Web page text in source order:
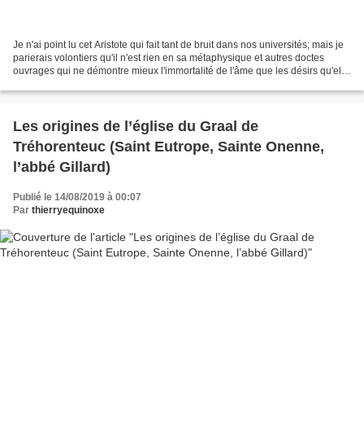
Je n'ai point lu cet Aristote qui fait tant de bruit dans nos universités; mais je
parierais volontiers qu'il n'est rien en sa métaphysique et autres doctes
ouvrages qui ne démontre mieux l'immortalité de l'âme que les désirs qu'elle
Les origines de l’église du Graal de
Tréhorenteuc (Saint Eutrope, Sainte Onenne,
l’abbé Gillard)
Publié le 14/08/2019 à 00:07
Par thierryequinoxe